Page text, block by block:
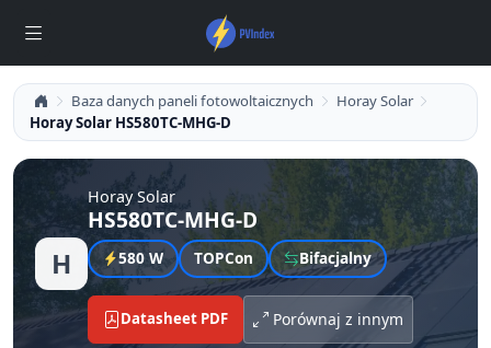
Baza danych paneli fotowoltaicznych
Horay Solar
Horay Solar HS580TC-MHG-D
H
Horay Solar
HS580TC-MHG-D
580 W TOPCon Bifacjalny
Datasheet PDF Porównaj z innym